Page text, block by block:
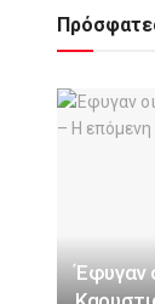
Έφυγαν